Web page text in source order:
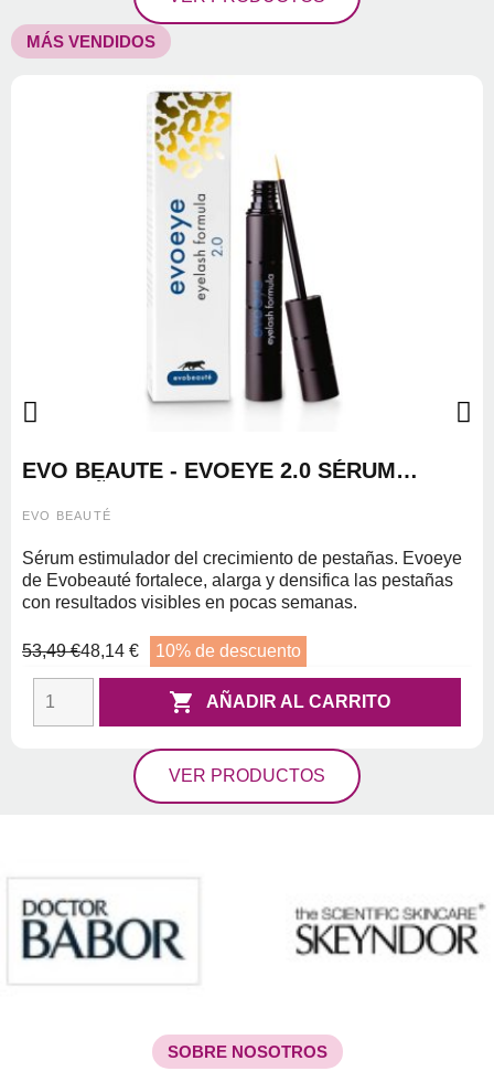
MÁS VENDIDOS
EVO BEAUTE - EVOEYE 2.0 SÉRUM
EVO BEAUTÉ
Sérum estimulador del crecimiento de pestañas. Evoeye
de Evobeauté fortalece, alarga y densifica las pestañas
con resultados visibles en pocas semanas.
53,49 €48,14 € 10% de descuento
 AÑADIR AL CARRITO
VER PRODUCTOS
SOBRE NOSOTROS